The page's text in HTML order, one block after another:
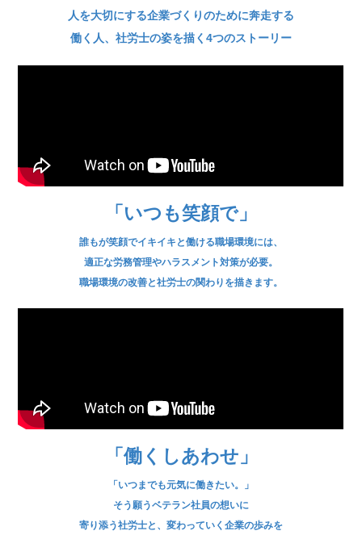
人を大切にする企業づくりのために奔走する
働く人、社労士の姿を描く4つのストーリー
「いつも笑顔で」
誰もが笑顔でイキイキと働ける職場環境には、
適正な労務管理やハラスメント対策が必要。
職場環境の改善と社労士の関わりを描きます。
「働くしあわせ」
「いつまでも元気に働きたい。」
そう願うベテラン社員の想いに
寄り添う社労士と、変わっていく企業の歩みを